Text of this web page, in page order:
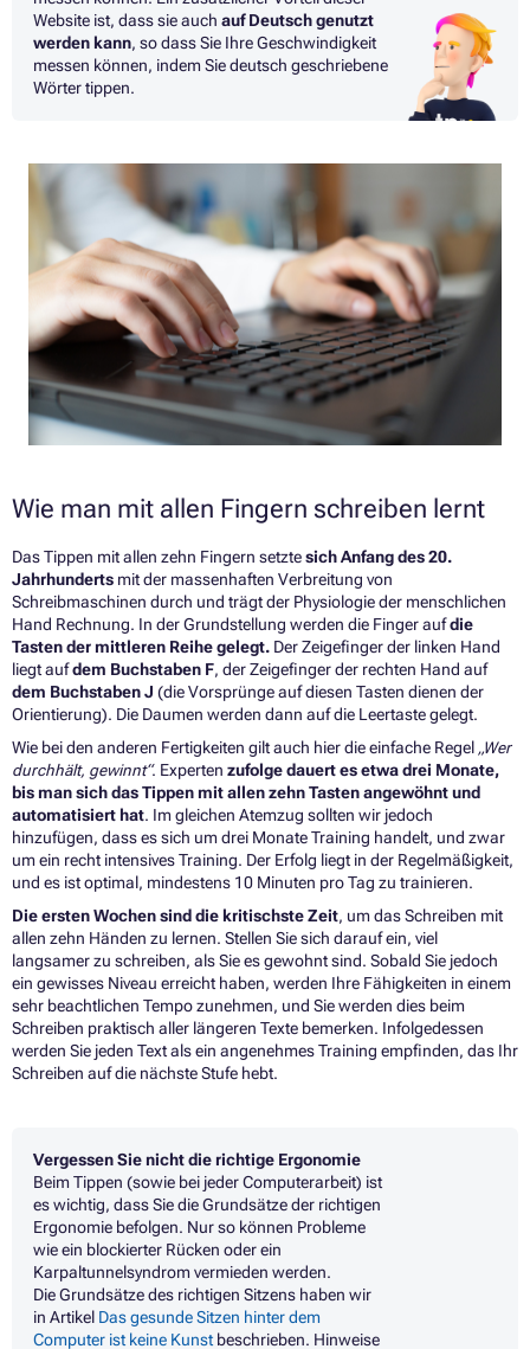
Website ist, dass sie auch auf Deutsch genutzt
werden kann, so dass Sie Ihre Geschwindigkeit
messen können, indem Sie deutsch geschriebene
Wörter tippen.
Wie man mit allen Fingern schreiben lernt
Das Tippen mit allen zehn Fingern setztesich Anfang des 20.
Jahrhunderts mit der massenhaften Verbreitung von
Schreibmaschinen durch und trägt der Physiologie der menschlichen
Hand Rechnung. In der Grundstellung werden die Finger aufdie
Tasten der mittleren Reihe gelegt. Der Zeigefinger der linken Hand
liegt aufdem Buchstaben F, der Zeigefinger der rechten Hand auf
dem Buchstaben J (die Vorsprünge auf diesen Tasten dienen der
Orientierung). Die Daumen werden dann auf die Leertaste gelegt.
Wie bei den anderen Fertigkeiten gilt auch hier die einfache Regel „Wer
durchhält, gewinnt“. Experten zufolge dauert es etwa drei Monate,
bis man sich das Tippen mit allen zehn Tasten angewöhnt und
automatisiert hat. Im gleichen Atemzug sollten wir jedoch
hinzufügen, dass es sich um drei Monate Training handelt, und zwar
um ein recht intensives Training. Der Erfolg liegt in der Regelmäßigkeit,
und es ist optimal, mindestens 10 Minuten pro Tag zu trainieren.
Die ersten Wochen sind die kritischste Zeit, um das Schreiben mit
allen zehn Händen zu lernen. Stellen Sie sich darauf ein, viel
langsamer zu schreiben, als Sie es gewohnt sind. Sobald Sie jedoch
ein gewisses Niveau erreicht haben, werden Ihre Fähigkeiten in einem
sehr beachtlichen Tempo zunehmen, und Sie werden dies beim
Schreiben praktisch aller längeren Texte bemerken. Infolgedessen
werden Sie jeden Text als ein angenehmes Training empfinden, das Ihr
Schreiben auf die nächste Stufe hebt.
Vergessen Sie nicht die richtige Ergonomie
Beim Tippen (sowie bei jeder Computerarbeit) ist
es wichtig, dass Sie die Grundsätze der richtigen
Ergonomie befolgen. Nur so können Probleme
wie ein blockierter Rücken oder ein
Karpaltunnelsyndrom vermieden werden.
Die Grundsätze des richtigen Sitzens haben wir
in Artikel Das gesunde Sitzen hinter dem
Computer ist keine Kunstbeschrieben. Hinweise